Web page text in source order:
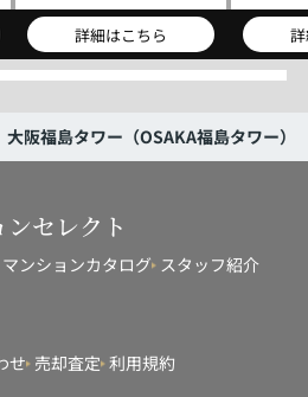
詳細はこちら
大阪福島タワー（OSAKA福島タワー）
セレクト
マンションカタログ スタッフ紹介
せ 売却査定 利用規約